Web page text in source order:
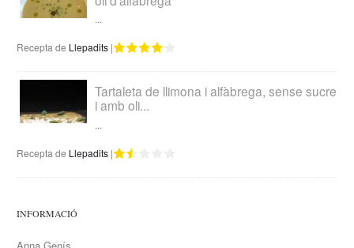
...
Recepta de Llepadits |
Tartaleta de llimona i alfàbrega, sense sucre
i amb oli...
...
Recepta de Llepadits |
INFORMACIÓ